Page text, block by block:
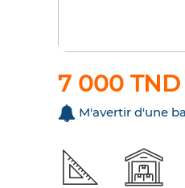
7 000 TND
M'avertir d'une